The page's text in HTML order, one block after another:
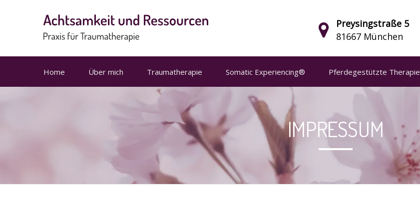
Preysingstraße 5
81667 München
Home Über mich Traumatherapie Somatic Experiencing® Pferdegestützte Therapie
IMPRESSUM